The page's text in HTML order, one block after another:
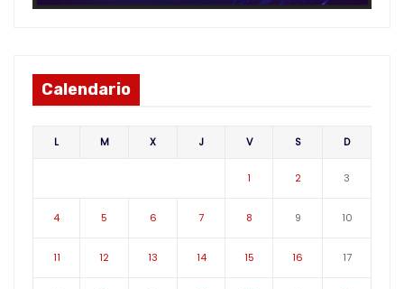
Calendario
L M X J V S D
1 2 3
4 5 6 7 8 9 10
11 12 13 14 15 16 17